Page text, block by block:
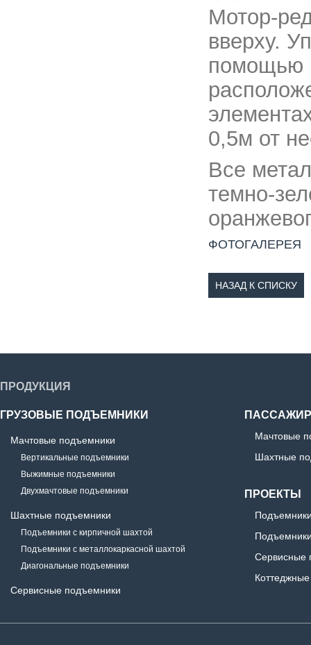
Мотор-
вверху.
помощью
0,5м от
Все
темно-
ФОТОГАЛЕРЕЯ
НАЗАД К СПИСКУ
ПРОДУКЦИЯ
ГРУЗОВЫЕ ПОДЪЕМНИКИ
Мачтовые подъемники
Вертикальные подъемники
Выжимные подъемники
Двухмачтовые подъемники
Шахтные подъемники
Подъемники с кирпичной шахтой
Подъемники с металлокаркасной шахтой
Диагональные подъемники
Сервисные подъемники
Мачтовые
Шахтные
ПРОЕКТЫ
Сервисные